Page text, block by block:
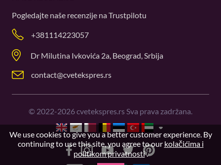
Pogledajte naše recenzije naTrustpilotu
+381114223057
Dr Milutina Ivkovića 2a, Beograd, Srbija
contact@cvetekspres.rs
© 2022-2026cvetekspres.rs Sva prava zadržana.
We use cookies to give you a better customer experience. By
continuing to use this site, you agree to our kolačićima i
politikom privatnosti.